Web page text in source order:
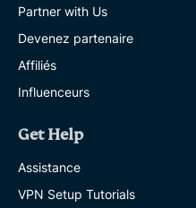
Partner with Us
Devenez partenaire
Affiliés
Influenceurs
Get Help
Assistance
VPN Setup Tutorials